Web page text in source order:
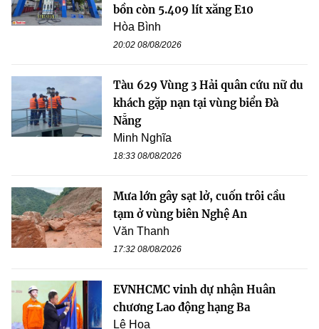
bồn còn 5.409 lít xăng E10
Hòa Bình
20:02 08/08/2026
Tàu 629 Vùng 3 Hải quân cứu nữ du
khách gặp nạn tại vùng biển Đà
Nẵng
Minh Nghĩa
18:33 08/08/2026
Mưa lớn gây sạt lở, cuốn trôi cầu
tạm ở vùng biên Nghệ An
Văn Thanh
17:32 08/08/2026
EVNHCMC vinh dự nhận Huân
chương Lao động hạng Ba
Lê Hoa